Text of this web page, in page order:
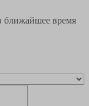
ближайшее время